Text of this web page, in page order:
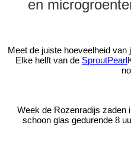
en
Meet de juiste hoeveelheid
Elke helft van de SproutPearl
Week de Rozenradijs zaden
schoon glas gedurende 8